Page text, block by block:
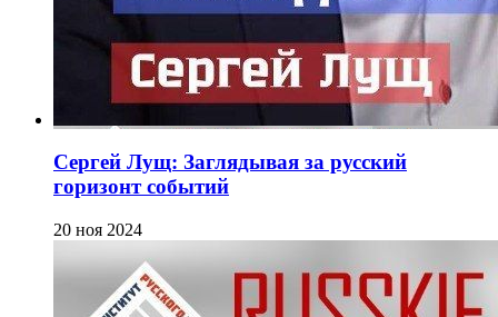
Сергей Лущ: Заглядывая за русский
горизонт событий
20 ноя 2024